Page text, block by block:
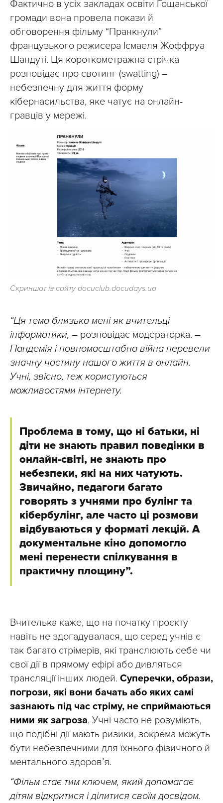
Фактично в усіх закладах освіти Гощанської
громади вона провела покази й
обговорення фільму “Пранкнули”
французького режисера Ісмаеля Жоффруа
Шандуті. Ця короткометражна стрічка
розповідає про свотинг (swatting) –
небезпечну для життя форму
кібернасильства, яке чатує на онлайн-
гравців у мережі.
Скриншот із сайту docuclub.docudays.ua
“Ця тема близька мені як вчительці
інформатики, – розповідає модераторка. –
Пандемія і повномасштабна війна перевели
значну частину нашого життя в онлайн.
Учні, звісно, теж користуються
можливостями інтернету.
Проблема в тому, що ні батьки, ні
діти не знають правил поведінки в
онлайн-світі, не знають про
небезпеки, які на них чатують.
Звичайно, педагоги багато
говорять з учнями про булінг та
кібербулінг, але часто ці розмови
відбуваються у форматі лекцій. А
документальне кіно допомогло
мені перенести спілкування в
практичну площину”.
Вчителька каже, що на початку проєкту
навіть не здогадувалася, що серед учнів є
так багато стрімерів, які транслюють себе чи
свої дії в прямому ефірі або дивляться
трансляції інших людей. Суперечки, образи,
погрози, які вони бачать або яких самі
зазнають під час стріму, не сприймаються
ними як загроза. Учні часто не розуміють,
що подібні дії мають ризики, зокрема можуть
бути небезпечними для їхнього фізичного й
ментального здоровʼя.
“Фільм стає тим ключем, який допомагає
дітям відкритися і ділитися своїм досвідом.